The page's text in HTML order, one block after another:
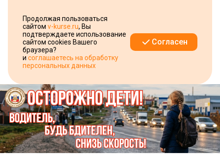
Продолжая пользоваться
сайтом v-kurse.ru, Вы
подтверждаете использование
сайтом cookies Вашего
браузера?
и соглашаетесь на обработку
персональных данных
Согласен